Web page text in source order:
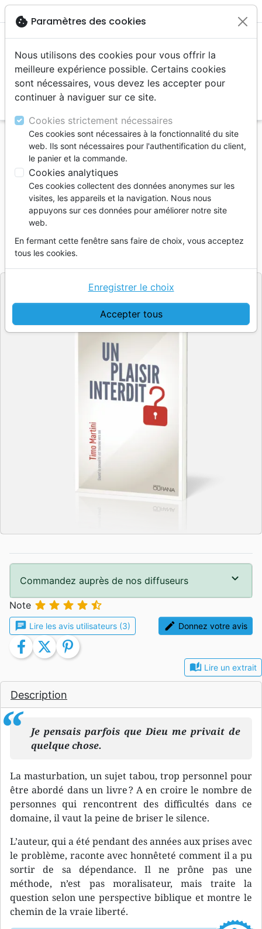
menu
Accueil Livres
Ethique, société, politique
Un plaisir interdit ? - Quand la sexualité est tournée
vers soi
Un plaisir interdit ?
Quand la sexualité est tournée vers soi
Auteur :
RéférenceOUR1098 EAN9782940335985
Ourania
auto_stories Lire un extrait
Description
Je pensais parfois que Dieu me privait de
quelque chose.
La masturbation, un sujet tabou, trop personnel pour
être abordé dans un livre ? A en croire le nombre de
personnes qui rencontrent des difficultés dans ce
domaine, il vaut la peine de briser le silence.
L’auteur, qui a été pendant des années aux prises avec
le problème, raconte avec honnêteté comment il a pu
sortir de sa dépendance. Il ne prône pas une
méthode, n’est pas moralisateur, mais traite la
question selon une perspective biblique et montre le
chemin de la vraie liberté.
Commandez auprès de nos diffuseurs
Note     
chat Lire les avis utilisateurs (3) edit Donnez votre avis
facebook twitter pinterest
cookie Paramètres des cookies
Nous utilisons des cookies pour vous offrir la
meilleure expérience possible. Certains cookies
sont nécessaires, vous devez les accepter pour
continuer à naviguer sur ce site.
Cookies strictement nécessaires
Ces cookies sont nécessaires à la fonctionnalité du site
web. Ils sont nécessaires pour l'authentification du client,
le panier et la commande.
Cookies analytiques
Ces cookies collectent des données anonymes sur les
visites, les appareils et la navigation. Nous nous
appuyons sur ces données pour améliorer notre site
web.
En fermant cette fenêtre sans faire de choix, vous acceptez
tous les cookies.
Accepter tous
Enregistrer le choix